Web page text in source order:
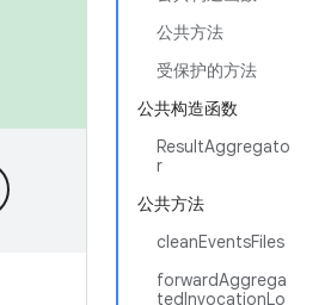
公共方法
受保护的方法
公共构造函数
ResultAggregato
r
公共方法
cleanEventsFiles
forwardAggrega
tedInvocationLo